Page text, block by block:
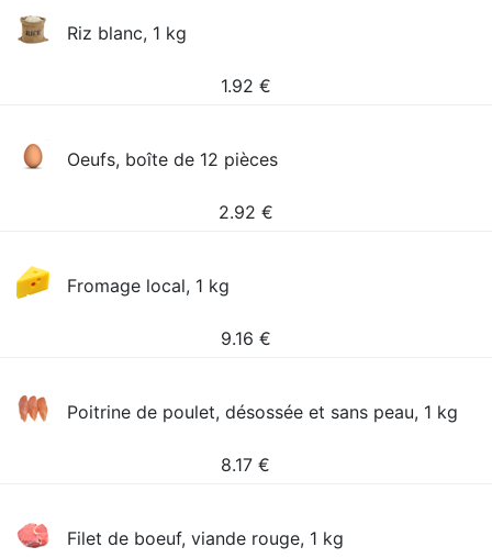
Riz blanc, 1 kg
1.92 €
Oeufs, boîte de 12 pièces
2.92 €
Fromage local, 1 kg
9.16 €
Poitrine de poulet, désossée et sans peau, 1 kg
8.17 €
Filet de boeuf, viande rouge, 1 kg